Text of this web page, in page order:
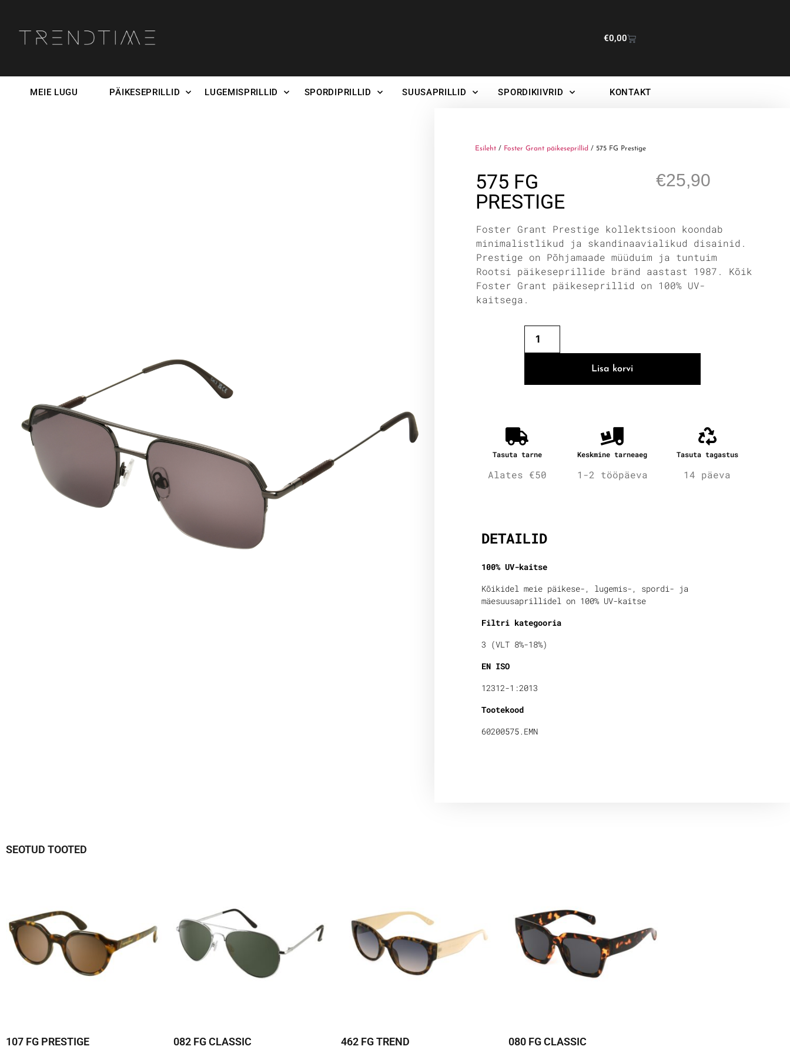
€0,00
MEIE LUGU PÄIKESEPRILLID LUGEMISPRILLID SPORDIPRILLID SUUSAPRILLID SPORDIKIIVRID KONTAKT
Esileht / Foster Grant päikeseprillid / 575 FG Prestige
575 FG
PRESTIGE
€25,90
Foster Grant Prestige kollektsioon koondab
minimalistlikud ja skandinaavialikud disainid.
Prestige on Põhjamaade müüduim ja tuntuim
Rootsi päikeseprillide bränd aastast 1987. Kõik
Foster Grant päikeseprillid on 100% UV-
kaitsega.
Lisa korvi
Tasuta tarne
Alates €50
Keskmine tarneaeg
1-2 tööpäeva
Tasuta tagastus
14 päeva
DETAILID
100% UV-kaitse
Kõikidel meie päikese-, lugemis-, spordi- ja
mäesuusaprillidel on 100% UV-kaitse
Filtri kategooria
3 (VLT 8%-18%)
EN ISO
12312-1:2013
Tootekood
60200575.EMN
SEOTUD TOOTED
107 FG PRESTIGE 082 FG CLASSIC 462 FG TREND 080 FG CLASSIC